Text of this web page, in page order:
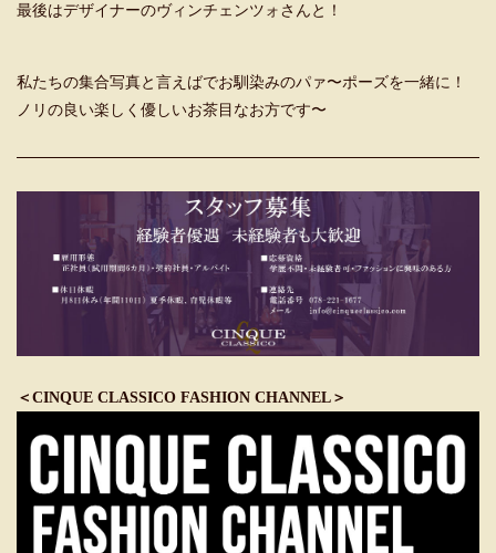
最後はデザイナーのヴィンチェンツォさんと！
私たちの集合写真と言えばでお馴染みのパァ〜ポーズを一緒に！
ノリの良い楽しく優しいお茶目なお方です〜
＜CINQUE CLASSICO FASHION CHANNEL＞